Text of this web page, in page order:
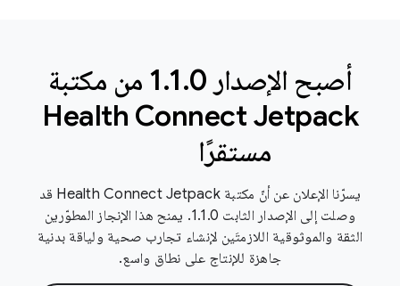
أصبح الإصدار 1 .1.
0 من مكتبة
Health Connect Jetpack
مستقرًا
يسرّنا الإعلان عن أنّ مكتبة Health Connect Jetpack قد
وصلت إلى الإصدار الثابت 1.1.0. يمنح هذا الإنجاز المطوّرين
الثقة والموثوقية اللازمتَين لإنشاء تجارب صحية ولياقة بدنية
جاهزة للإنتاج على نطاق واسع.